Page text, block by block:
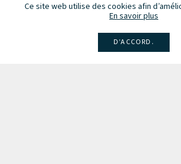
Ce site web utilise des cookies afin
En savoir plus
D’ACCORD.